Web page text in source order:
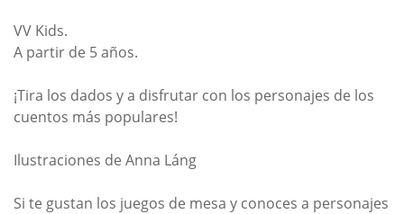
VV Kids.
A partir de 5 años.
¡Tira los dados y a disfrutar con los personajes de los
cuentos más populares!
Ilustraciones de Anna Láng
Si te gustan los juegos de mesa y conoces a personajes